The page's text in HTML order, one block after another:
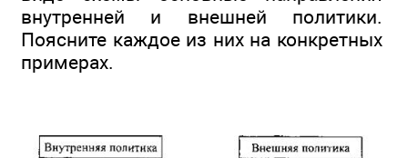
внутренней и внешней политики.
Поясните каждое из них на конкретных
примерах.